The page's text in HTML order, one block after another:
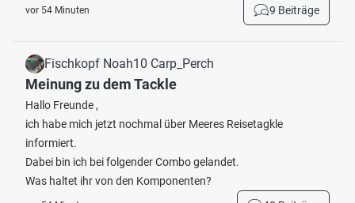
vor 54 Minuten 9 Beiträge
Fischkopf Noah10 Carp_Perch
Meinung zu dem Tackle
Hallo Freunde ,
ich habe mich jetzt nochmal über Meeres Reisetagkle
informiert.
Dabei bin ich bei folgender Combo gelandet.
Was haltet ihr von den Komponenten?